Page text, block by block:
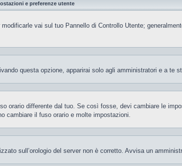
e preferenze utente
vai sul tuo Pannello di Controllo Utente;
questa opzione, apparirai solo agli amministratori e a te
orario differente dal tuo. Se così fosse, devi cambiare le
cambiare il fuso orario e molte impostazioni.
sull’orologio del server non è corretto. Avvisa un